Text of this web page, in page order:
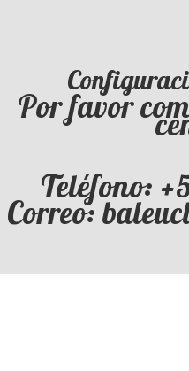
Por favor
Teléfono:
Correo: